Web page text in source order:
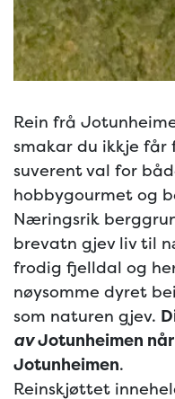
Rein frå
smakar du ikkje får
suverent val for
hobbygourmet og
Næringsrik
brevatn gjev liv til
frodig fjelldal og
nøysomme dyret
som naturen gjev.
avJotunheimen
Jotunheimen.
Reinskjøttet